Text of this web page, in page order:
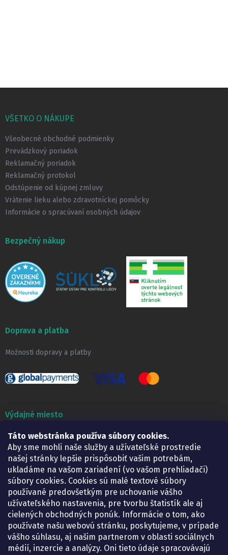
Táto webstránka používa súbory cookies.
Aby sme mohli naše služby a užívateľské prostredie
našej stránky lepšie prispôsobiť vašim potrebám,
ukladáme na vašom zariadení (vo vašom prehliadači)
súbory cookies. Cookies sú malé textové súbory
používané predovšetkým pre uchovanie vášho
užívateľského nastavenia, pre tvorbu štatistík ale aj
cielených obchodných ponúk. Informácie o tom, ako
používate našu webovú stránku, poskytujeme, v prípade
vášho súhlasu, aj našim partnerom v oblasti sociálnych
médií, inzercie a analýzy. Oni tieto údaje spracovávajú
pVŠETKO O NÁKUPE
Všeobecné obchodné podmienky
Prevádzkový poriadok
Reklamačný poriadok
Reklamačný protokol
Odstúpenie od kúpnej zmluvy
Vrátenie lieku alebo zdravotníckej pomôcky
Informácie o spracúvaní osobných údajov
Bezpečný nákup
Doprava a platba
Možnosti dopravy a platby
Výdajné miesto
Lekáreň ADONAI
Košice – Smetanova 2
Pondelok:
07.30 – 15.30 h.
Utorok:
07.30 – 16.00 h.
Streda:
07.30 – 16.00 h.
Štvrtok:
07.30 – 15.30 h.
Piatok:
07.30 – 15.30 h.
KONTAKT
eshop@lekarenadonai.sk